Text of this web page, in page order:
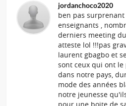
jordanchoco2020
ben pas surprenant
enseignants ,
derniers meeting du
atteste lol !!!pas
laurent gbagbo et
sont ceux qui ont
dans notre pays,
mode des années
notre jeunesse